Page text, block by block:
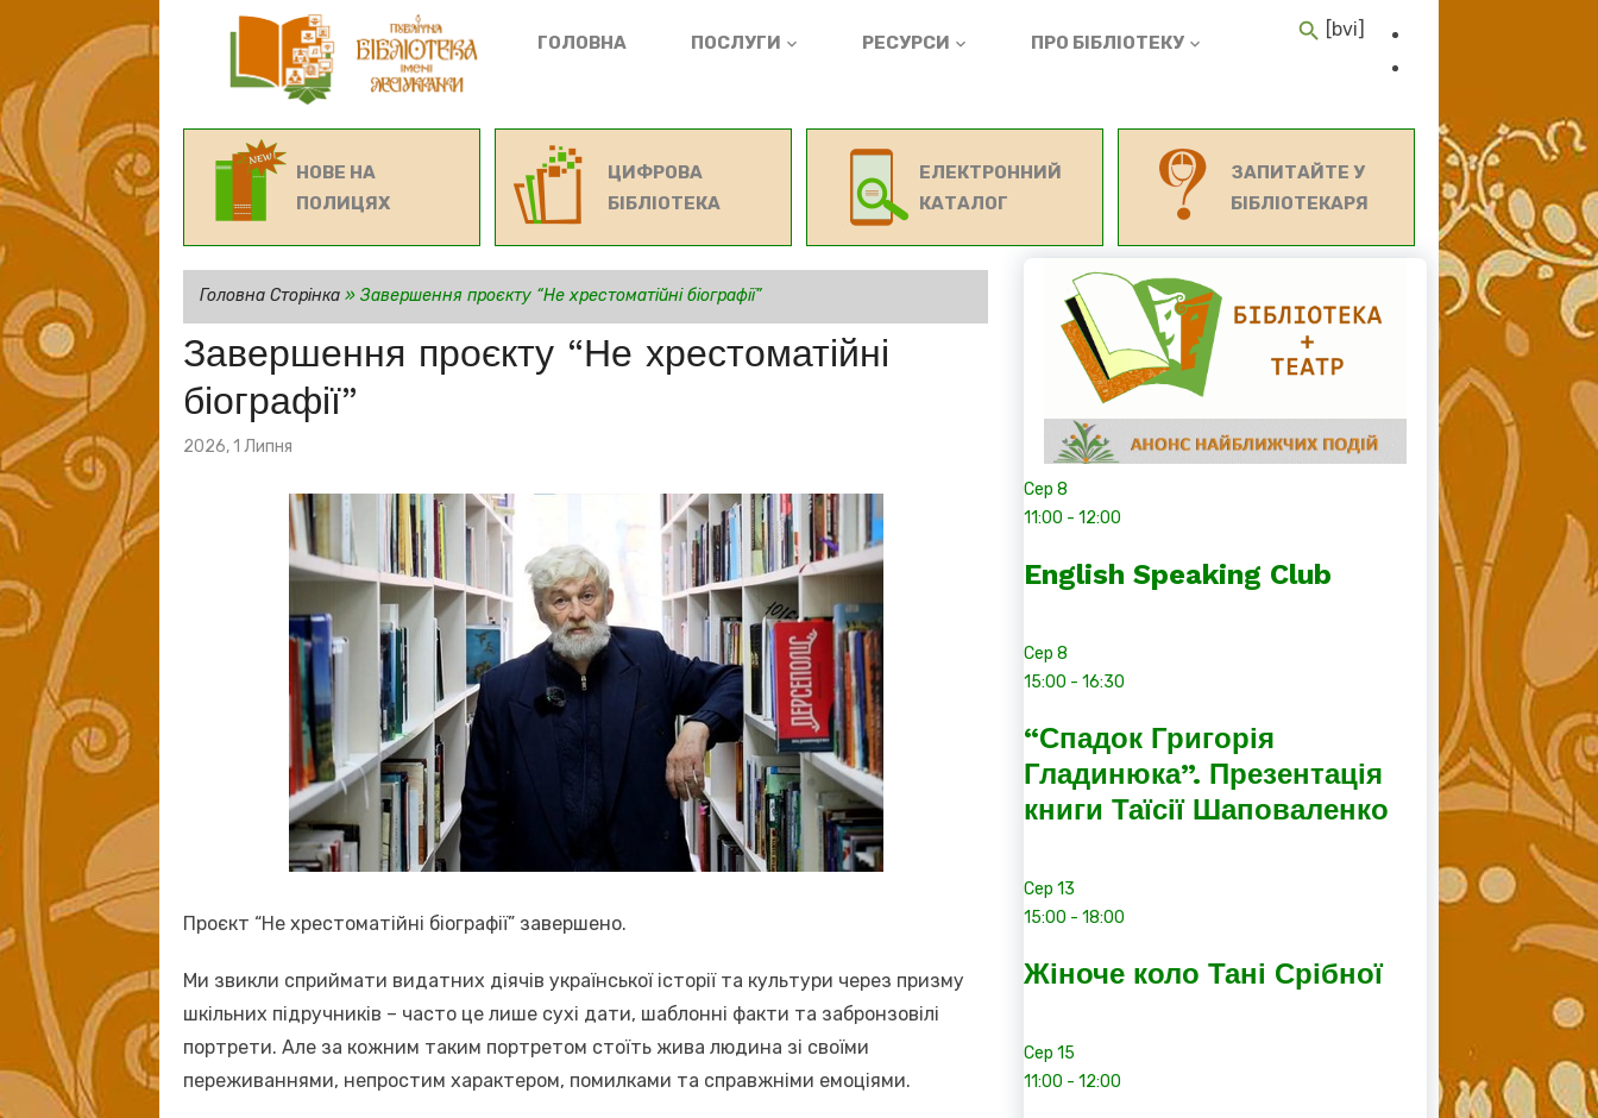
ГОЛОВНА ПОСЛУГИ РЕСУРСИ ПРО БІБЛІОТЕКУ
[bvi]
НОВЕ НА
ПОЛИЦЯХ
ЦИФРОВА
БІБЛІОТЕКА
ЕЛЕКТРОННИЙ
КАТАЛОГ
ЗАПИТАЙТЕ У
БІБЛІОТЕКАРЯ
Головна Сторінка» Завершення проєкту “Не хрестоматійні біографії”
Завершення проєкту “Не хрестоматійні
біографії”
Posted
2026, 1 Липня
Проєкт “Не хрестоматійні біографії” завершено.
Ми звикли сприймати видатних діячів української історії та культури через призму
шкільних підручників – часто це лише сухі дати, шаблонні факти та забронзовілі
портрети. Але за кожним таким портретом стоїть жива людина зі своїми
переживаннями, непростим характером, помилками та справжніми емоціями.
Сер8
11:00 -12:00
English Speaking Club
Сер8
15:00 -16:30
“Спадок Григорія
Гладинюка”. Презентація
книги Таїсії Шаповаленко
Сер13
15:00 -18:00
Жіноче коло Тані Срібної
Сер15
11:00 -12:00